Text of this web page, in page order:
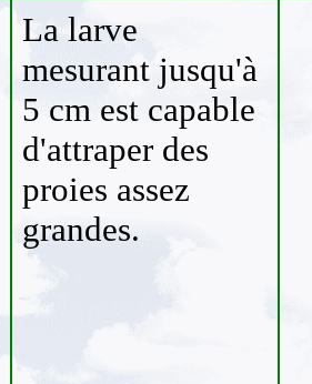
La larve
mesurant jusqu'à
5 cm est capable
d'attraper des
proies assez
grandes.